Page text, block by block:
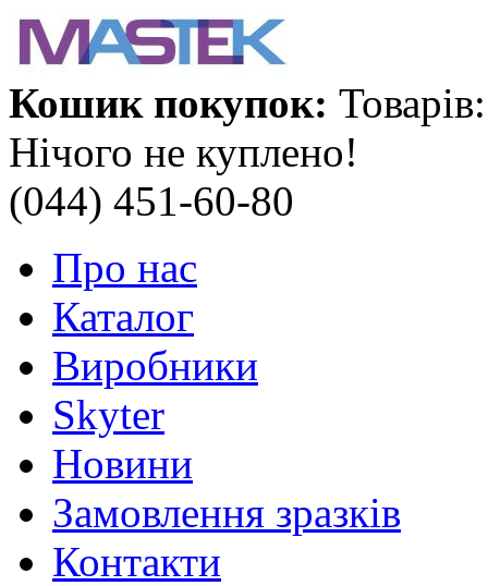
Кошик покупок:
Нічого не куплено!
(044) 451-60-80
Про нас
Каталог
Виробники
Skyter
Новини
Замовлення зразків
Контакти